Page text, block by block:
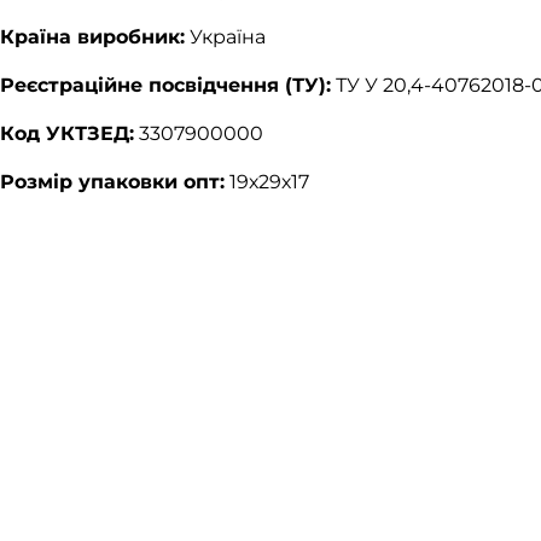
Країна виробник: Україна
Реєстраційне посвідчення (ТУ): ТУ У 20,4-40762018-
Код УКТЗЕД: 3307900000
Розмір упаковки опт: 19х29х17